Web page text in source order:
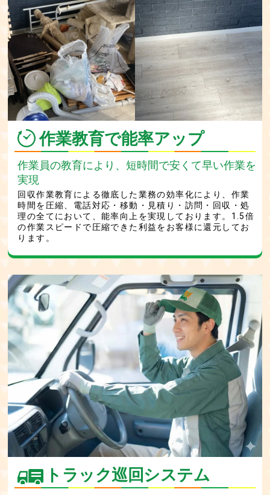
作業教育で能率アップ
作業員の教育により、短時間で安くて早い作業を
実現
回収作業教育による徹底した業務の効率化により、作業
時間を圧縮、電話対応・移動・見積り・訪問・回収・処
理の全てにおいて、能率向上を実現しております。1.5倍
の作業スピードで圧縮できた利益をお客様に還元してお
ります。
トラック巡回システム